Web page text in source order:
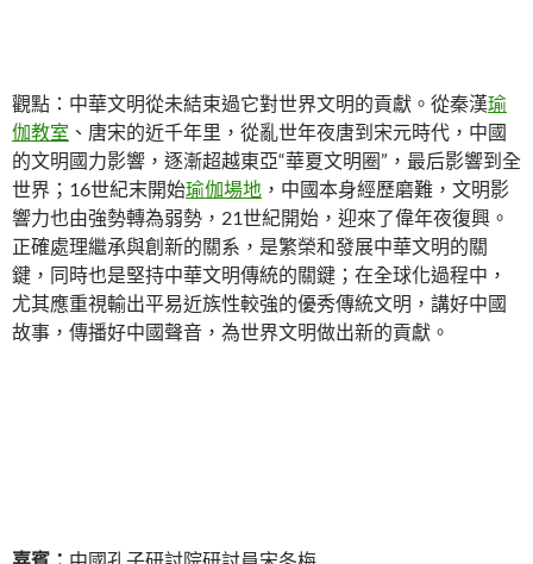
觀點：中華文明從未結束過它對世界文明的貢獻。從秦漢瑜
伽教室 、唐宋的近千年里，從亂世年夜唐到宋元時代，中國
的文明國力影響，逐漸超越東亞“華夏文明圈”，最后影響到全
世界；16世紀末開始瑜伽場地 ，中國本身經歷磨難，文明影
響力也由強勢轉為弱勢，21世紀開始，迎來了偉年夜復興。
正確處理繼承與創新的關系，是繁榮和發展中華文明的關
鍵，同時也是堅持中華文明傳統的關鍵；在全球化過程中，
尤其應重視輸出平易近族性較強的優秀傳統文明，講好中國
故事，傳播好中國聲音，為世界文明做出新的貢獻。